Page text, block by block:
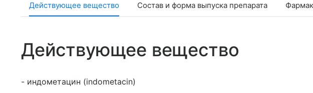
Действующее вещество Состав и форма выпуска препарата
Действующее вещество
- индометацин (indometacin)